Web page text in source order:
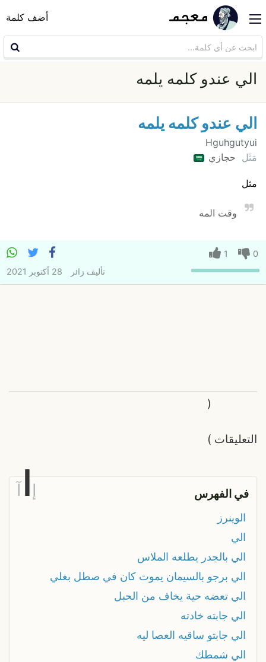
أضف كلمة
الي عندو كلمه يلمه
الي عندو كلمه يلمه
Hguhgutyui
مَثَل حجازي
مثل
وقت المه
0
1
تأليف زائر 28 أكتوبر 2021
التعليقات
(
)
في الفهرس إ آ
الوينرز
الي
الي بالجدر يطلعه الملاس
الي برجو بالسيمان يموت كان في صطل بغلي
الي تعضه حية يخاف من الحبل
الي جابته خادته
الي جابتو ساقيه العصا ليه
الي شمطك